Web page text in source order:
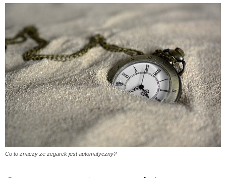
Co to znaczy że zegarek jest automatyczny?